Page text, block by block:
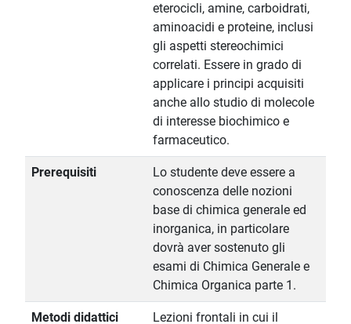
eterocicli, amine, carboidrati,
aminoacidi e proteine, inclusi
gli aspetti stereochimici
correlati. Essere in grado di
applicare i principi acquisiti
anche allo studio di molecole
di interesse biochimico e
farmaceutico.
Prerequisiti
Lo studente deve essere a
conoscenza delle nozioni
base di chimica generale ed
inorganica, in particolare
dovrà aver sostenuto gli
esami di Chimica Generale e
Chimica Organica parte 1.
Metodi didattici Lezioni frontali in cui il